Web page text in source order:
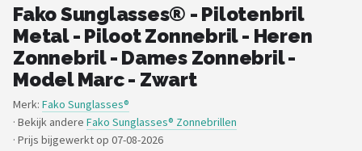
Merken
Blog
Zonnebrillen
Baby zonnebrillen
Fako Sunglasses® - Pilotenbril
Metal - Piloot Zonnebril - Heren
Zonnebril - Dames Zonnebril -
Model Marc - Zwart
Merk: Fako Sunglasses®
· Bekijk andere Fako Sunglasses® Zonnebrillen
· Prijs bijgewerkt op 07-08-2026